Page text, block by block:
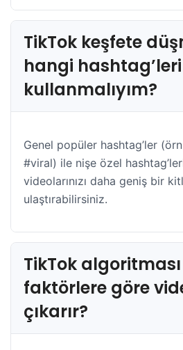
TikTok keşfete
hangi hashtag’leri
kullanmalıyım?
Genel popüler hashtag’ler
#viral) ile nişe özel
videolarınızı daha geniş bir
ulaştırabilirsiniz.
TikTok
faktörlere göre
çıkarır?